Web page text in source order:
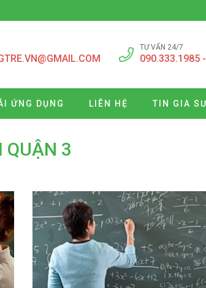
TƯ VẤN 24/7
090.333.1985
ỨNG DỤNG LIÊN HỆ TIN GIA
QUẬN 3